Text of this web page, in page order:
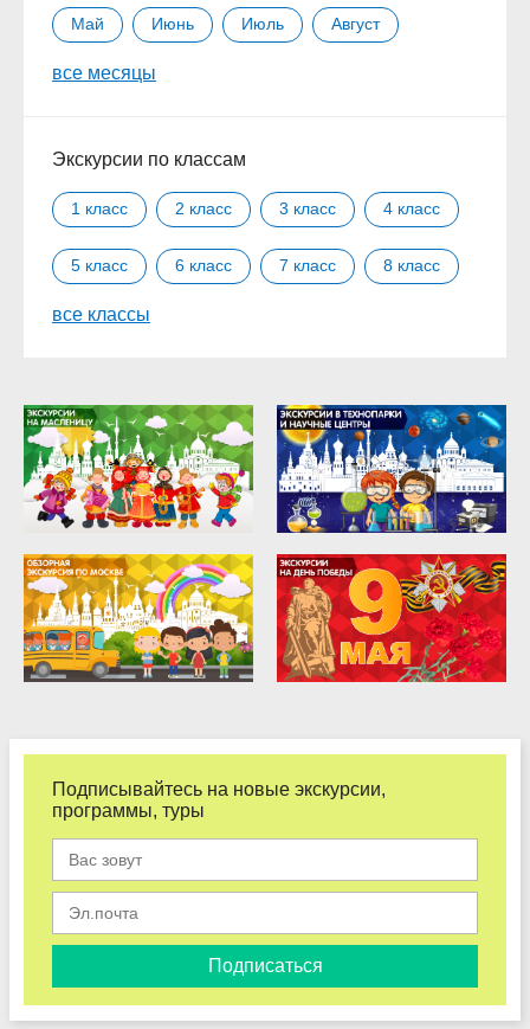
Май Июнь Июль Август
Сентябрь
все месяцы
Экскурсии по классам
1 класс 2 класс 3 класс 4 класс
5 класс 6 класс 7 класс 8 класс
9 класс
все классы
Подписывайтесь на новые экскурсии,
программы, туры
Подписаться